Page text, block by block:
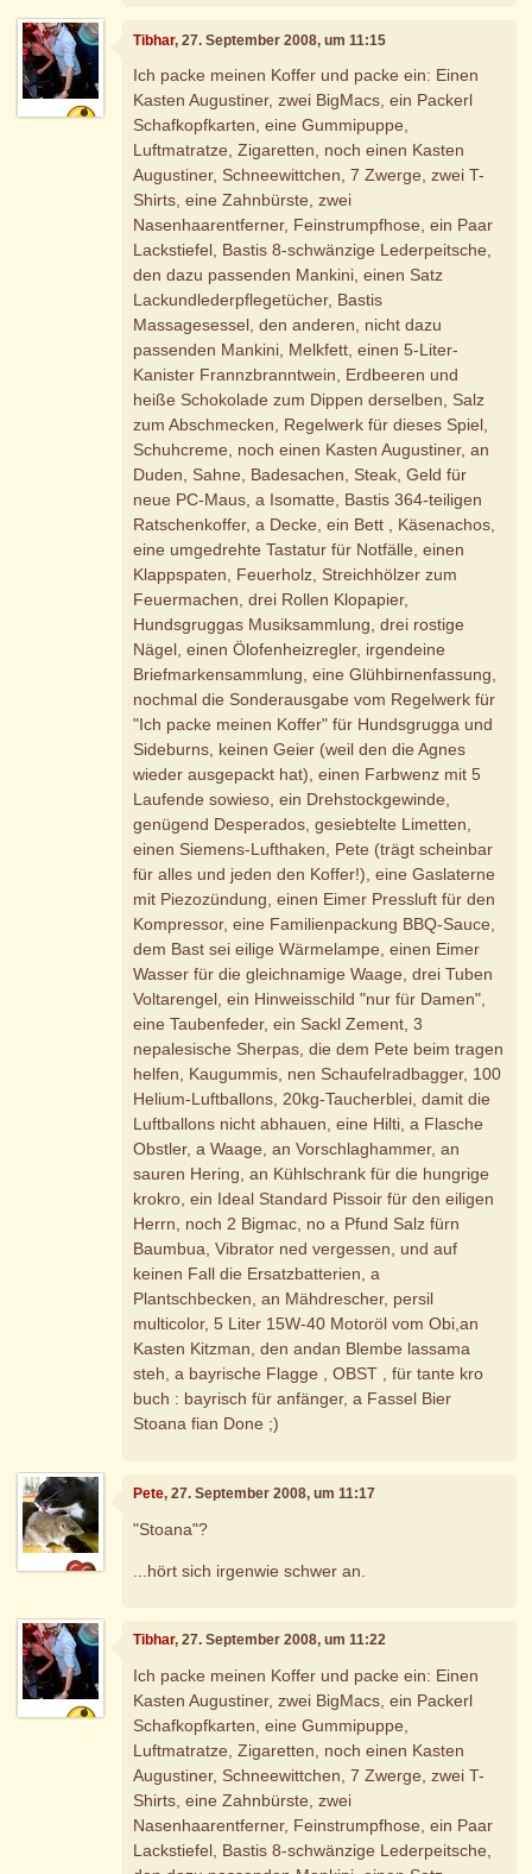
Tibhar, 27. September 2008, um 11:15
Ich packe meinen Koffer und packe ein: Einen
Kasten Augustiner, zwei BigMacs, ein Packerl
Schafkopfkarten, eine Gummipuppe,
Luftmatratze, Zigaretten, noch einen Kasten
Augustiner, Schneewittchen, 7 Zwerge, zwei T-
Shirts, eine Zahnbürste, zwei
Nasenhaarentferner, Feinstrumpfhose, ein Paar
Lackstiefel, Bastis 8-schwänzige Lederpeitsche,
den dazu passenden Mankini, einen Satz
Lackundlederpflegetücher, Bastis
Massagesessel, den anderen, nicht dazu
passenden Mankini, Melkfett, einen 5-Liter-
Kanister Frannzbranntwein, Erdbeeren und
heiße Schokolade zum Dippen derselben, Salz
zum Abschmecken, Regelwerk für dieses Spiel,
Schuhcreme, noch einen Kasten Augustiner, an
Duden, Sahne, Badesachen, Steak, Geld für
neue PC-Maus, a Isomatte, Bastis 364-teiligen
Ratschenkoffer, a Decke, ein Bett , Käsenachos,
eine umgedrehte Tastatur für Notfälle, einen
Klappspaten, Feuerholz, Streichhölzer zum
Feuermachen, drei Rollen Klopapier,
Hundsgruggas Musiksammlung, drei rostige
Nägel, einen Ölofenheizregler, irgendeine
Briefmarkensammlung, eine Glühbirnenfassung,
nochmal die Sonderausgabe vom Regelwerk für
"Ich packe meinen Koffer" für Hundsgrugga und
Sideburns, keinen Geier (weil den die Agnes
wieder ausgepackt hat), einen Farbwenz mit 5
Laufende sowieso, ein Drehstockgewinde,
genügend Desperados, gesiebtelte Limetten,
einen Siemens-Lufthaken, Pete (trägt scheinbar
für alles und jeden den Koffer!), eine Gaslaterne
mit Piezozündung, einen Eimer Pressluft für den
Kompressor, eine Familienpackung BBQ-Sauce,
dem Bast sei eilige Wärmelampe, einen Eimer
Wasser für die gleichnamige Waage, drei Tuben
Voltarengel, ein Hinweisschild "nur für Damen",
eine Taubenfeder, ein Sackl Zement, 3
nepalesische Sherpas, die dem Pete beim tragen
helfen, Kaugummis, nen Schaufelradbagger, 100
Helium-Luftballons, 20kg-Taucherblei, damit die
Luftballons nicht abhauen, eine Hilti, a Flasche
Obstler, a Waage, an Vorschlaghammer, an
sauren Hering, an Kühlschrank für die hungrige
krokro, ein Ideal Standard Pissoir für den eiligen
Herrn, noch 2 Bigmac, no a Pfund Salz fürn
Baumbua, Vibrator ned vergessen, und auf
keinen Fall die Ersatzbatterien, a
Plantschbecken, an Mähdrescher, persil
multicolor, 5 Liter 15W-40 Motoröl vom Obi,an
Kasten Kitzman, den andan Blembe lassama
steh, a bayrische Flagge , OBST , für tante kro
buch : bayrisch für anfänger, a Fassel Bier
Stoana fian Done ;)
Pete, 27. September 2008, um 11:17
"Stoana"?
...hört sich irgenwie schwer an.
Tibhar, 27. September 2008, um 11:22
Ich packe meinen Koffer und packe ein: Einen
Kasten Augustiner, zwei BigMacs, ein Packerl
Schafkopfkarten, eine Gummipuppe,
Luftmatratze, Zigaretten, noch einen Kasten
Augustiner, Schneewittchen, 7 Zwerge, zwei T-
Shirts, eine Zahnbürste, zwei
Nasenhaarentferner, Feinstrumpfhose, ein Paar
Lackstiefel, Bastis 8-schwänzige Lederpeitsche,